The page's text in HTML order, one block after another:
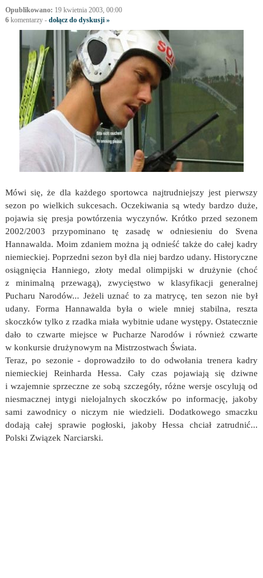
Opublikowano: 19 kwietnia 2003, 00:00
6komentarzy- dołącz do dyskusji »
Mówi się, że dla każdego sportowca najtrudniejszy jest pierwszy
sezon po wielkich sukcesach. Oczekiwania są wtedy bardzo duże,
pojawia się presja powtórzenia wyczynów. Krótko przed sezonem
2002/2003 przypominano tę zasadę w odniesieniu do Svena
Hannawalda. Moim zdaniem można ją odnieść także do całej kadry
niemieckiej. Poprzedni sezon był dla niej bardzo udany. Historyczne
osiągnięcia Hanniego, złoty medal olimpijski w drużynie (choć
z minimalną przewagą), zwycięstwo w klasyfikacji generalnej
Pucharu Narodów... Jeżeli uznać to za matrycę, ten sezon nie był
udany. Forma Hannawalda była o wiele mniej stabilna, reszta
skoczków tylko z rzadka miała wybitnie udane występy. Ostatecznie
dało to czwarte miejsce w Pucharze Narodów i również czwarte
w konkursie drużynowym na Mistrzostwach Świata.
Teraz, po sezonie - doprowadziło to do odwołania trenera kadry
niemieckiej Reinharda Hessa. Cały czas pojawiają się dziwne
i wzajemnie sprzeczne ze sobą szczegóły, różne wersje oscylują od
niesmacznej intygi nielojalnych skoczków po informację, jakoby
sami zawodnicy o niczym nie wiedzieli. Dodatkowego smaczku
dodają całej sprawie pogłoski, jakoby Hessa chciał zatrudnić...
Polski Związek Narciarski.